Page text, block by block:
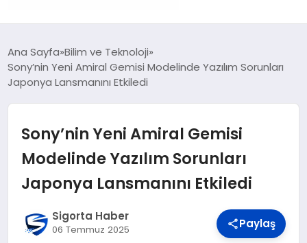
SIGORTA
EKONOMI
Ana Sayfa Bilim ve Teknoloji
Sony’nin Yeni Amiral Gemisi Modelinde Yazılım Sorunları
Japonya Lansmanını Etkiledi
Sony’nin Yeni Amiral Gemisi
Modelinde Yazılım Sorunları
Japonya Lansmanını Etkiledi
Sigorta Haber
06 Temmuz 2025 Paylaş